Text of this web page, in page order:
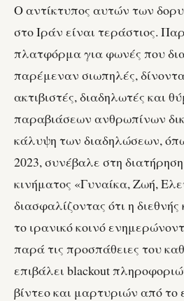
Ο αντίκτυπος αυτών των
στο Ιράν είναι τεράστιος.
πλατφόρμα για φωνές που
παρέμεναν σιωπηλές,
ακτιβιστές, διαδηλωτές και
παραβιάσεων ανθρωπίνων
κάλυψη των διαδηλώσεων,
2023, συνέβαλε στη
κινήματος «Γυναίκα, Ζωή,
διασφαλίζοντας ότι η διεθνής
το ιρανικό κοινό
παρά τις προσπάθειες του
επιβάλει blackout
βίντεο και μαρτυριών από το